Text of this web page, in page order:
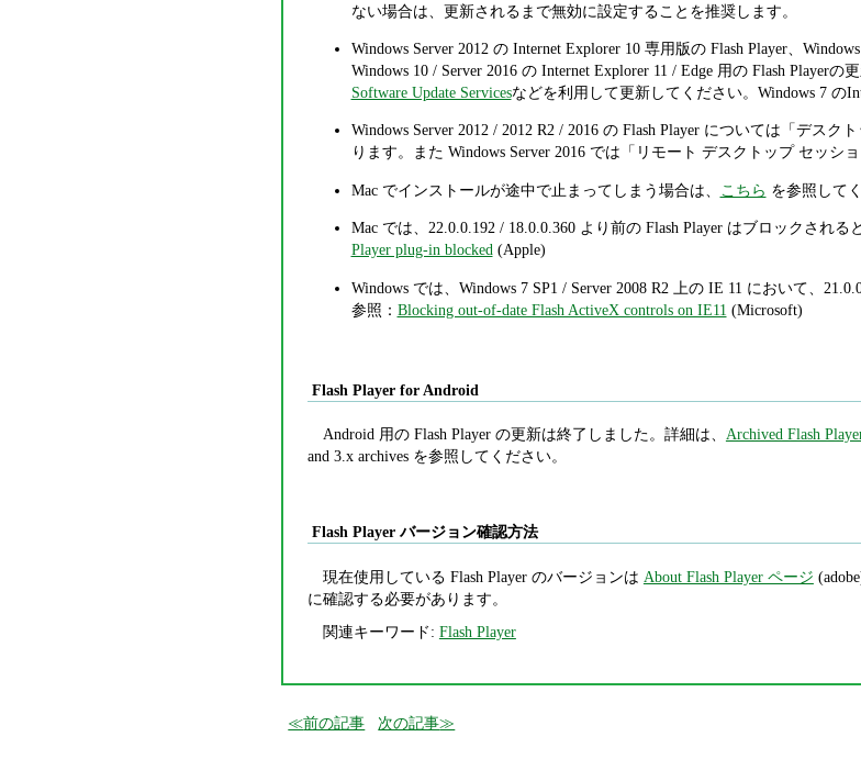
ない場合は、更新されるまで無効に設定することを推奨します。
Windows Server 2012 の Internet Explorer 10 専用版の Flash Player、
Windows 10 / Server 2016 の Internet Explorer 11 / Edge 用の Flash Playerの
Software Update Servicesなどを利用して更新してください。Windows 7 の
Windows Server 2012 / 2012 R2 / 2016 の Flash Player については「デス
ります。また Windows Server 2016 では「リモート デスクトップ セッシ
Mac でインストールが途中で止まってしまう場合は、 こちら を参照して
Mac では、22.0.0.192 / 18.0.0.360 より前の Flash Player はブロックされ
Player plug-in blocked (Apple)
Windows では、Windows 7 SP1 / Server 2008 R2 上の IE 11 において、
参照： Blocking out-of-date Flash ActiveX controls on IE11 (Microsoft)
Flash Player for Android
Android 用の Flash Player の更新は終了しました。詳細は、 Archived Flash
and 3.x archives を参照してください。
Flash Player バージョン確認方法
現在使用している Flash Player のバージョンは About Flash Player ページ
に確認する必要があります。
関連キーワード: Flash Player
前の記事 次の記事